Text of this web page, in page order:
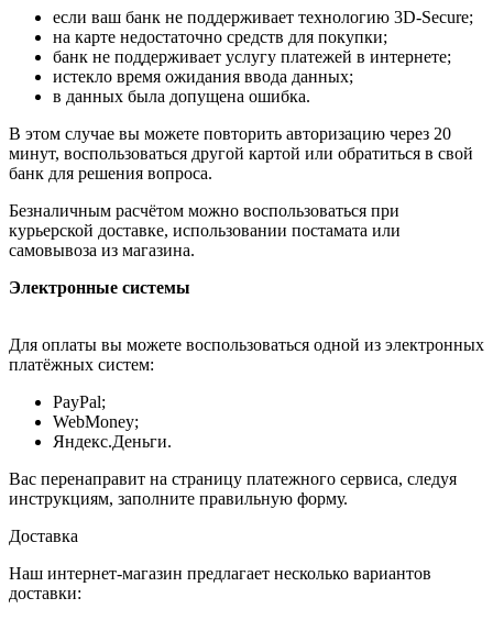
если ваш банк не поддерживает технологию 3D-Secure;
на карте недостаточно средств для покупки;
банк не поддерживает услугу платежей в интернете;
истекло время ожидания ввода данных;
в данных была допущена ошибка.
В этом случае вы можете повторить авторизацию через 20
минут, воспользоваться другой картой или обратиться в свой
банк для решения вопроса.
Безналичным расчётом можно воспользоваться при
курьерской доставке, использовании постамата или
самовывоза из магазина.
Электронные системы
Для оплаты вы можете воспользоваться одной из электронных
платёжных систем:
PayPal;
WebMoney;
Яндекс.Деньги.
Вас перенаправит на страницу платежного сервиса, следуя
инструкциям, заполните правильную форму.
Доставка
Наш интернет-магазин предлагает несколько вариантов
доставки: